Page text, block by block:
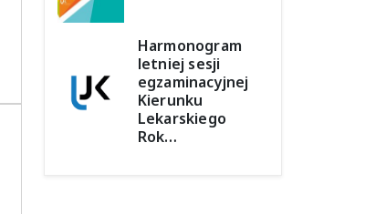
Harmonogram
letniej sesji
egzaminacyjnej
Kierunku
Lekarskiego
Rok…